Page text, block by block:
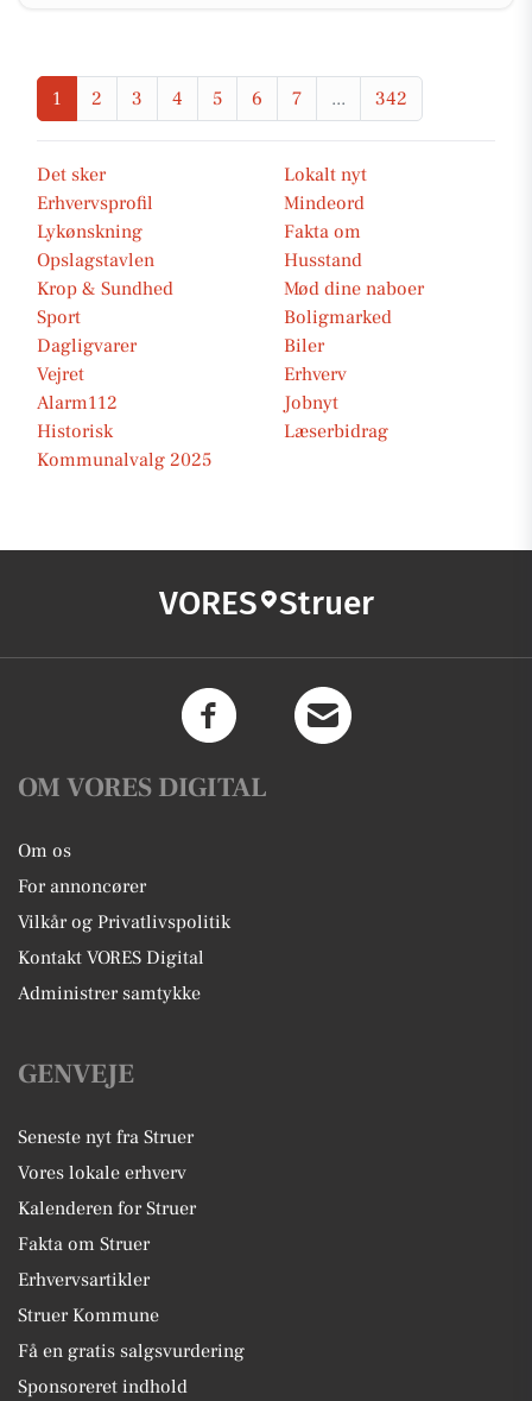
1 2 3 4 5 6 7 ... 342
Det sker
Lokalt nyt
Erhvervsprofil
Mindeord
Lykønskning
Fakta om
Opslagstavlen
Husstand
Krop & Sundhed
Mød dine naboer
Sport
Boligmarked
Dagligvarer
Biler
Vejret
Erhverv
Alarm112
Jobnyt
Historisk
Læserbidrag
Kommunalvalg 2025
VORES Struer
OM VORES DIGITAL
Om os
For annoncører
Vilkår og Privatlivspolitik
Kontakt VORES Digital
Administrer samtykke
GENVEJE
Seneste nyt fra Struer
Vores lokale erhverv
Kalenderen for Struer
Fakta om Struer
Erhvervsartikler
Struer Kommune
Få en gratis salgsvurdering
Sponsoreret indhold